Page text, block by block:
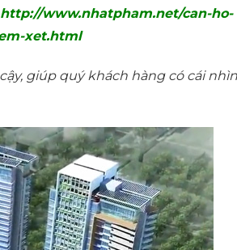
http://www.nhatpham.net/can-ho-
xet.html
giúp quý khách hàng có cái nhìn